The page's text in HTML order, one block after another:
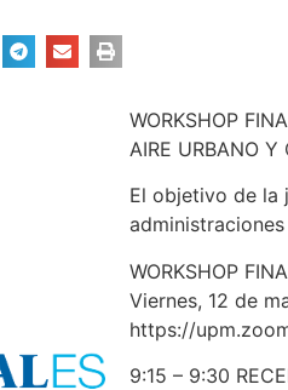
WORKSHOP
AIRE URBANO Y
El objetivo de la
WORKSHOP
Viernes, 12 de
https://
9:15 – 9:30